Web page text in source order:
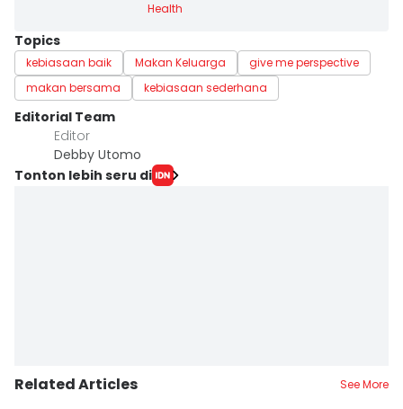
Health
Topics
kebiasaan baik Makan Keluarga
give me perspective
makan bersama
kebiasaan sederhana
Editorial Team
Editor
Debby Utomo
Tonton lebih seru di
Related Articles See More